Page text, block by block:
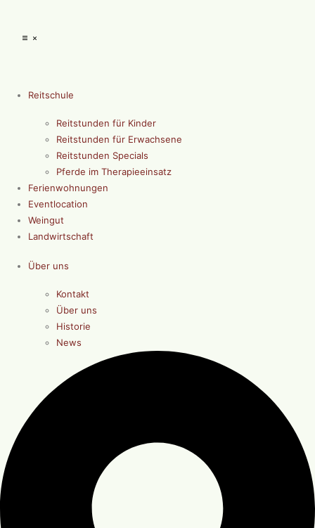
Reitschule
Reitstunden für Kinder
Reitstunden für Erwachsene
Reitstunden Specials
Pferde im Therapieeinsatz
Ferienwohnungen
Eventlocation
Weingut
Landwirtschaft
Über uns
Kontakt
Über uns
Historie
News